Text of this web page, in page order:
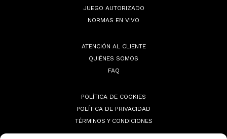
JUEGO AUTORIZADO
NORMAS EN VIVO
ATENCIÓN AL CLIENTE
QUIÉNES SOMOS
FAQ
POLÍTICA DE COOKIES
POLÍTICA DE PRIVACIDAD
TÉRMINOS Y CONDICIONES